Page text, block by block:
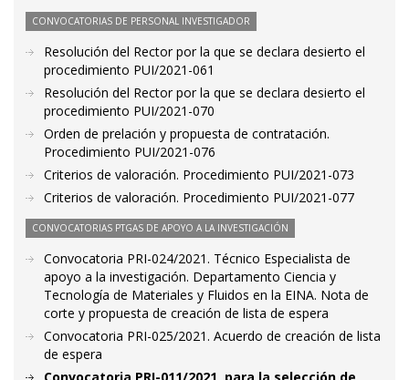
CONVOCATORIAS DE PERSONAL INVESTIGADOR
Resolución del Rector por la que se declara desierto el
procedimiento PUI/2021-061
Resolución del Rector por la que se declara desierto el
procedimiento PUI/2021-070
Orden de prelación y propuesta de contratación.
Procedimiento PUI/2021-076
Criterios de valoración. Procedimiento PUI/2021-073
Criterios de valoración. Procedimiento PUI/2021-077
CONVOCATORIAS PTGAS DE APOYO A LA INVESTIGACIÓN
Convocatoria PRI-024/2021. Técnico Especialista de
apoyo a la investigación. Departamento Ciencia y
Tecnología de Materiales y Fluidos en la EINA. Nota de
corte y propuesta de creación de lista de espera
Convocatoria PRI-025/2021. Acuerdo de creación de lista
de espera